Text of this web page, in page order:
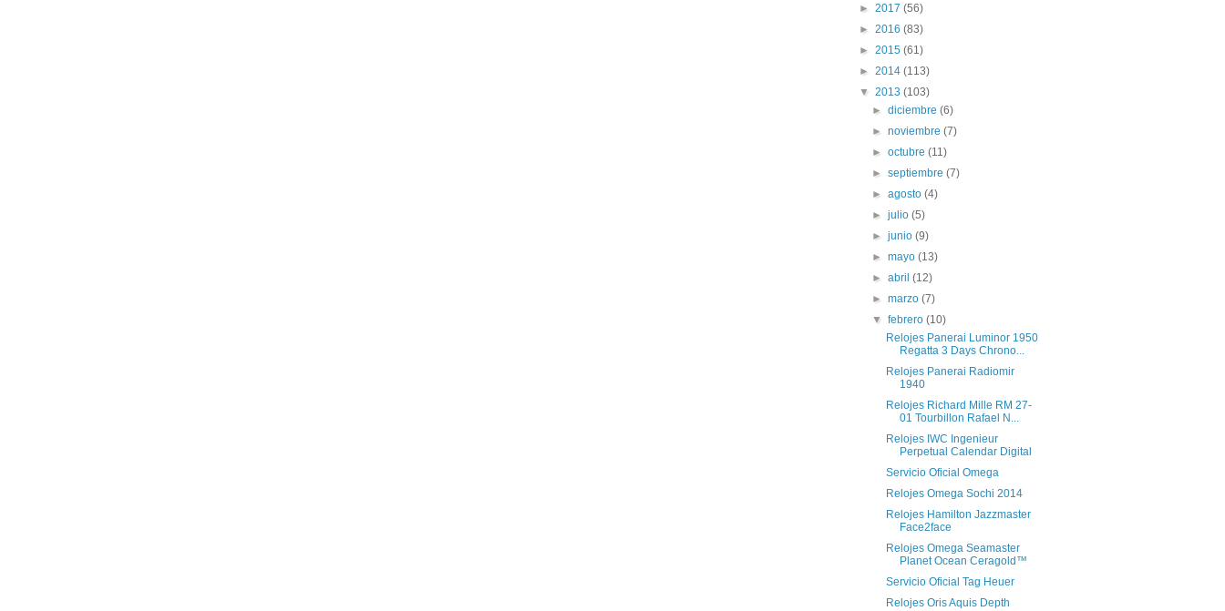
► 2017 (56)
► 2016 (83)
► 2015 (61)
► 2014 (113)
▼ 2013 (103)
►diciembre(6)
►noviembre(7)
►octubre(11)
►septiembre(7)
►agosto(4)
►julio(5)
►junio(9)
►mayo(13)
►abril(12)
►marzo(7)
▼febrero(10)
Relojes Panerai Luminor 1950
Regatta 3 Days Chrono...
Relojes Panerai Radiomir
1940
Relojes Richard Mille RM 27-
01 Tourbillon Rafael N...
Relojes IWC Ingenieur
Perpetual Calendar Digital
Servicio Oficial Omega
Relojes Omega Sochi 2014
Relojes Hamilton Jazzmaster
Face2face
Relojes Omega Seamaster
Planet Ocean Ceragold™
Servicio Oficial Tag Heuer
Relojes Oris Aquis Depth